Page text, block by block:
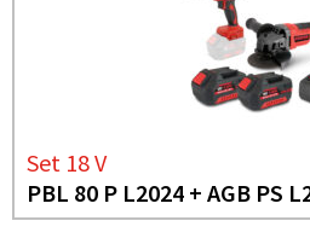
Set 18 V
PBL 80 P L2024 + AGB PS